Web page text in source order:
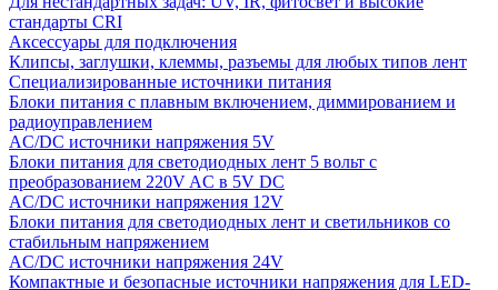
стандарты CRI
Аксессуары для подключения
Клипсы, заглушки, клеммы, разъемы для любых типов лент
Специализированные источники питания
Блоки питания с плавным включением, диммированием и
радиоуправлением
AC/DC источники напряжения 5V
Блоки питания для светодиодных лент 5 вольт с
преобразованием 220V AC в 5V DC
AC/DC источники напряжения 12V
Блоки питания для светодиодных лент и светильников со
стабильным напряжением
AC/DC источники напряжения 24V
Компактные и безопасные источники напряжения для LED-